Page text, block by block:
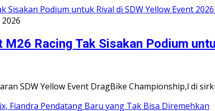
Racing Tak Sisakan Podium
SDW Yellow Event DragBike Championship,l di